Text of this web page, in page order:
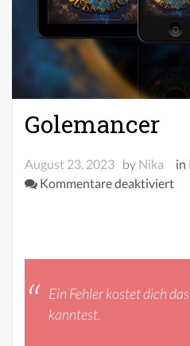
Golemancer
August 23, 2023 by Nika in
Kommentare deaktiviertfür
Ein Fehler kostet dich
kanntest.